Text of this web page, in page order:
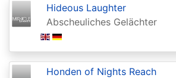
Battlebond
Beta
Betrayers
of
Hideous Laughter
Abscheuliches Gelächter
Honden of Nights Reach